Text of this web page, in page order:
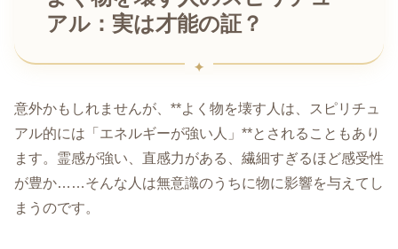
アル：実は才能の証？
意外かもしれませんが、**よく物を壊す人は、スピリチュ
アル的には「エネルギーが強い人」**とされることもあり
ます。霊感が強い、直感力がある、繊細すぎるほど感受性
が豊か……そんな人は無意識のうちに物に影響を与えてし
まうのです。